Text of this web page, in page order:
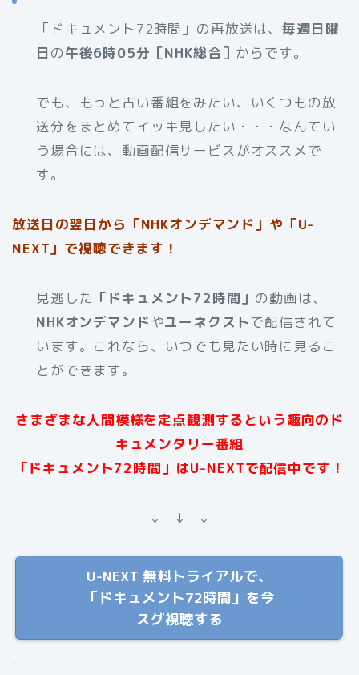
「ドキュメント72時間」の再放送は、毎週日曜
日 の午後6時05分［NHK総合］ からです。
でも、もっと古い番組をみたい、いくつもの放
送分をまとめてイッキ見したい・・・なんてい
う場合には、動画配信サービスがオススメで
す。
放送日の翌日から「NHKオンデマンド」や「U-
NEXT」で視聴できます！
見逃した 「ドキュメント72時間」 の動画は、
NHKオンデマンドやユーネクストで配信されて
います。これなら、いつでも見たい時に見るこ
とができます。
さまざまな人間模様を定点観測するという趣向のド
キュメンタリー番組
「ドキュメント72時間」はU-NEXTで配信中です！
↓ ↓ ↓
U-NEXT 無料トライアルで、
「ドキュメント72時間」を今
スグ視聴する
.